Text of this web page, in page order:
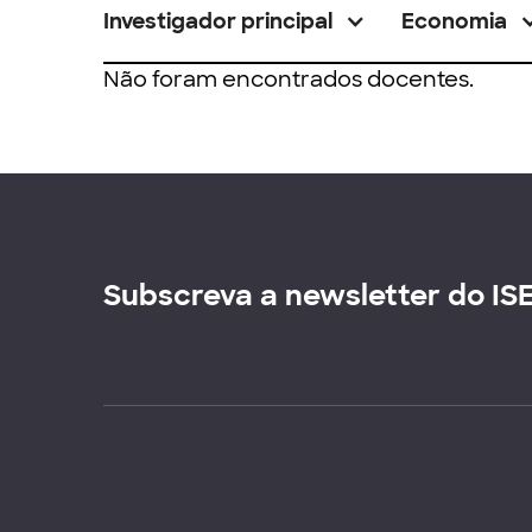
Investigador principal Economia
Não foram encontrados docentes.
Subscreva a newsletter do